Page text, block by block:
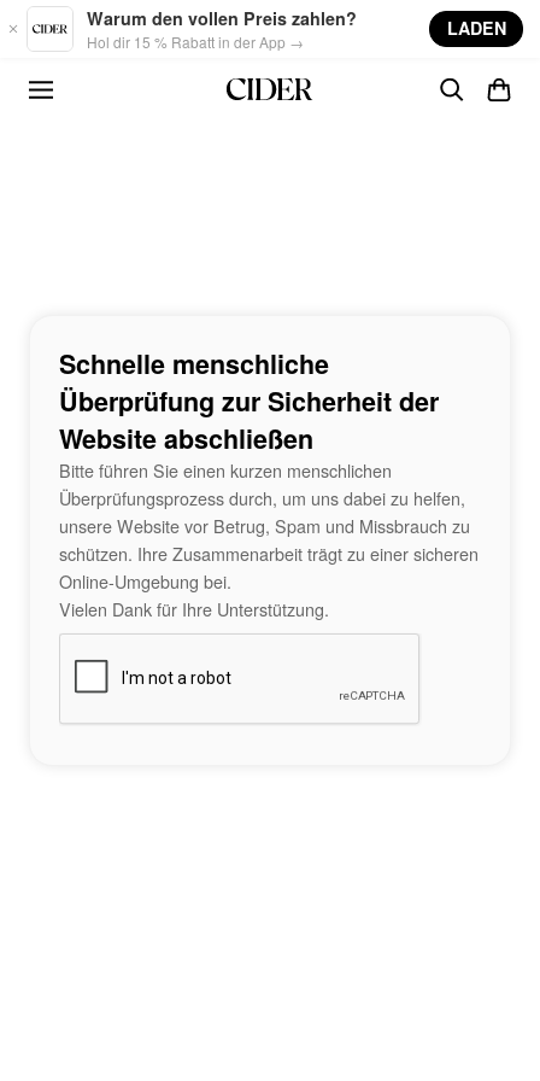
Skip to main content
Warum den vollen Preis zahlen?
Hol dir 15 % Rabatt in der App →
LADEN
Schnelle menschliche
Überprüfung zur Sicherheit der
Website abschließen
Bitte führen Sie einen kurzen menschlichen
Überprüfungsprozess durch, um uns dabei zu helfen,
unsere Website vor Betrug, Spam und Missbrauch zu
schützen. Ihre Zusammenarbeit trägt zu einer sicheren
Online-Umgebung bei.
Vielen Dank für Ihre Unterstützung.